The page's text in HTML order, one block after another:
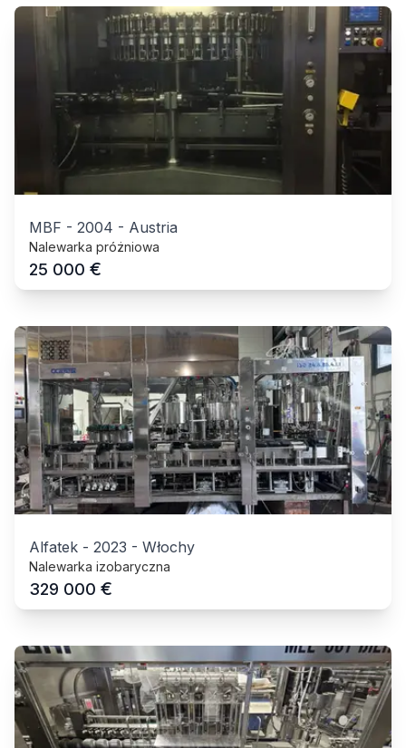
MBF - 2004 - Austria
Nalewarka próżniowa
25 000 €
Alfatek - 2023 - Włochy
Nalewarka izobaryczna
329 000 €